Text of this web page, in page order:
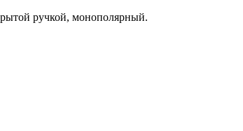
ручкой, монополярный.